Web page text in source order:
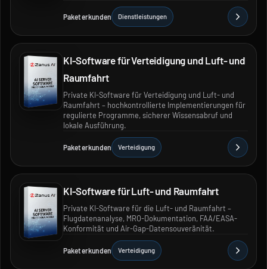
Paket erkunden Dienstleistungen
KI-Software für Verteidigung und Luft- und
Raumfahrt
Private KI-Software für Verteidigung und Luft- und
Raumfahrt – hochkontrollierte Implementierungen für
regulierte Programme, sicherer Wissensabruf und
lokale Ausführung.
Paket erkunden Verteidigung
KI-Software für Luft- und Raumfahrt
Private KI-Software für die Luft- und Raumfahrt –
Flugdatenanalyse, MRO-Dokumentation, FAA/EASA-
Konformität und Air-Gap-Datensouveränität.
Paket erkunden Verteidigung